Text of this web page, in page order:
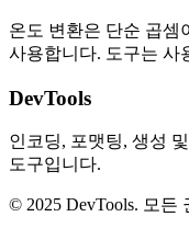
온도 변환은 단순 곱셈
사용합니다. 도구는 사
DevTools
인코딩, 포맷팅, 생성
도구입니다.
© 2025 DevTools. 모든